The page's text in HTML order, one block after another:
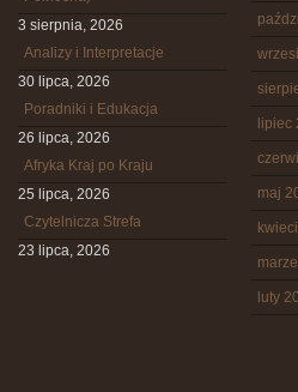
3 sierpnia, 2026
Analizy i Interpretacje
30 lipca, 2026
Poradniki i Edukacja
26 lipca, 2026
Afryka Kraj po Kraju
25 lipca, 2026
Czytelnicza Strefa
23 lipca, 2026
lipiec
maj
luty